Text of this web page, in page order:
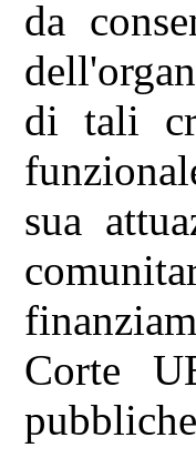
da
di tali
sua
Corte